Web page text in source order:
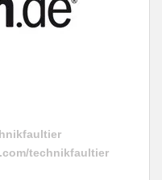
technikfaultier